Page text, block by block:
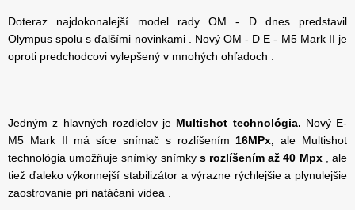
Doteraz najdokonalejší model rady OM - D dnes predstavil
Olympus spolu s ďalšími novinkami . Nový OM - D E - M5 Mark II je
oproti predchodcovi vylepšený v mnohých ohľadoch .
Jedným z hlavných rozdielov je Multishot technológia. Nový E-
M5 Mark II má síce snímač s rozlíšením 16MPx,ale Multishot
technológia umožňuje snímky snímky s rozlíšením až 40 Mpx, ale
tiež ďaleko výkonnejší stabilizátor a výrazne rýchlejšie a plynulejšie
zaostrovanie pri natáčaní videa .